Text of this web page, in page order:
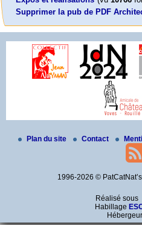
Supprimer la pub de PDF
Plan du site Contact
1996-2026 ©
Réalisé sous
Habillage